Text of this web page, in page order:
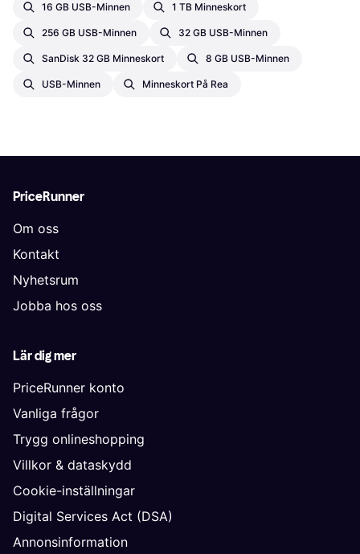
16 GB USB-Minnen 1 TB Minneskort
256 GB USB-Minnen 32 GB USB-Minnen
SanDisk 32 GB Minneskort 8 GB USB-Minnen
USB-Minnen Minneskort På Rea
PriceRunner
Om oss
Kontakt
Nyhetsrum
Jobba hos oss
Lär dig mer
PriceRunner konto
Vanliga frågor
Trygg onlineshopping
Villkor & dataskydd
Cookie-inställningar
Digital Services Act (DSA)
Annonsinformation